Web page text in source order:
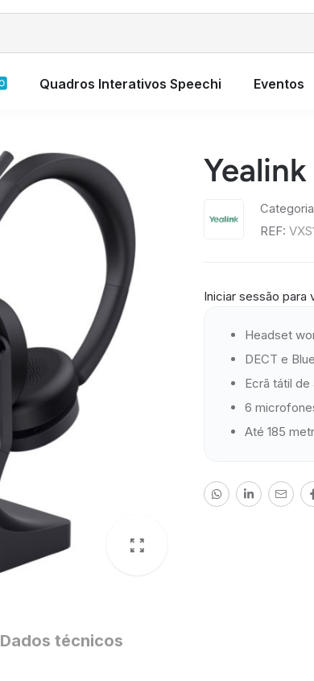
Quadros Interativos Speechi Eventos
REF:
Iniciar sessão para
Headset
DECT e
Ecrã tátil de
6
Até 185
Dados técnicos